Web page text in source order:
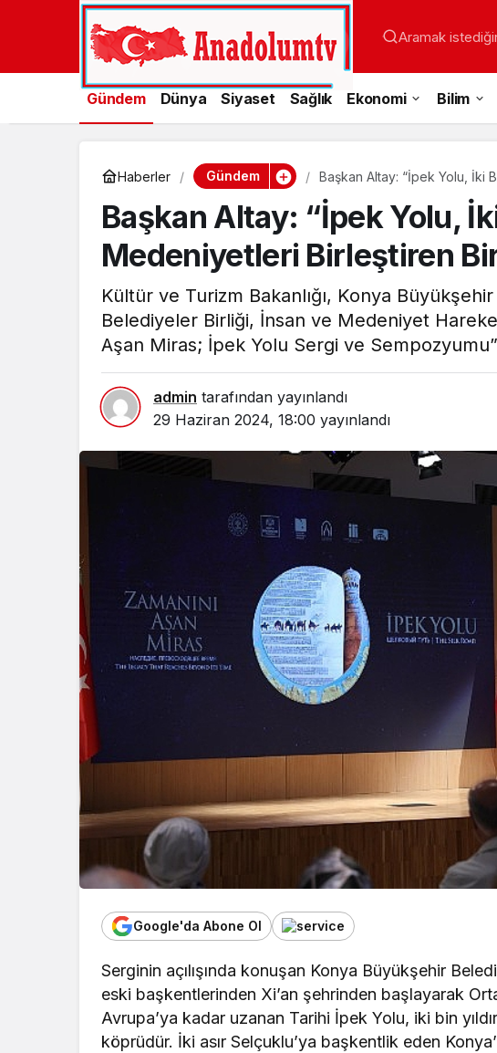
Aramak
Gündem Dünya Siyaset Sağlık Ekonomi Bilim
Haberler Gündem Başkan Altay: “İpek Yolu, İki
Başkan Altay: “İpek Yolu, İki
Medeniyetleri Birleştiren
Kültür ve Turizm Bakanlığı, Konya
Belediyeler Birliği, İnsan ve Medeniyet
Aşan Miras; İpek Yolu Sergi ve Sempozyumu”
admin tarafından yayınlandı
29 Haziran 2024, 18:00 yayınlandı
Google'da Abone Ol
Serginin açılışında konuşan Konya Büyükşehir
eski başkentlerinden Xi’an şehrinden başlayarak
Avrupa’ya kadar uzanan Tarihi İpek Yolu, iki bin
köprüdür. İki asır Selçuklu’ya başkentlik eden